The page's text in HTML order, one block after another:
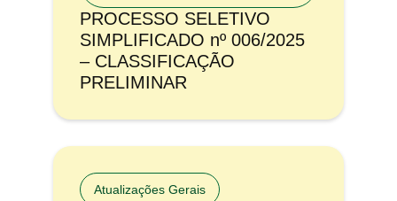
PROCESSO SELETIVO
SIMPLIFICADO nº 006/2025
– CLASSIFICAÇÃO
PRELIMINAR
Atualizações Gerais